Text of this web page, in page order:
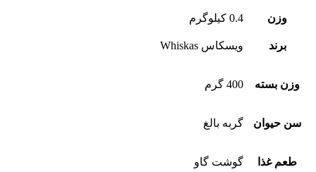
وزن 0.4 کیلوگرم
برند ویسکاس Whiskas
وزن بسته 400 گرم
سن حیوان گربه بالغ
طعم غذا گوشت گاو